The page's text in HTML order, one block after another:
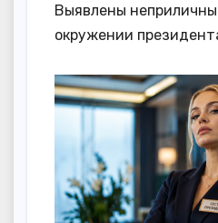
Выявлены
окружении